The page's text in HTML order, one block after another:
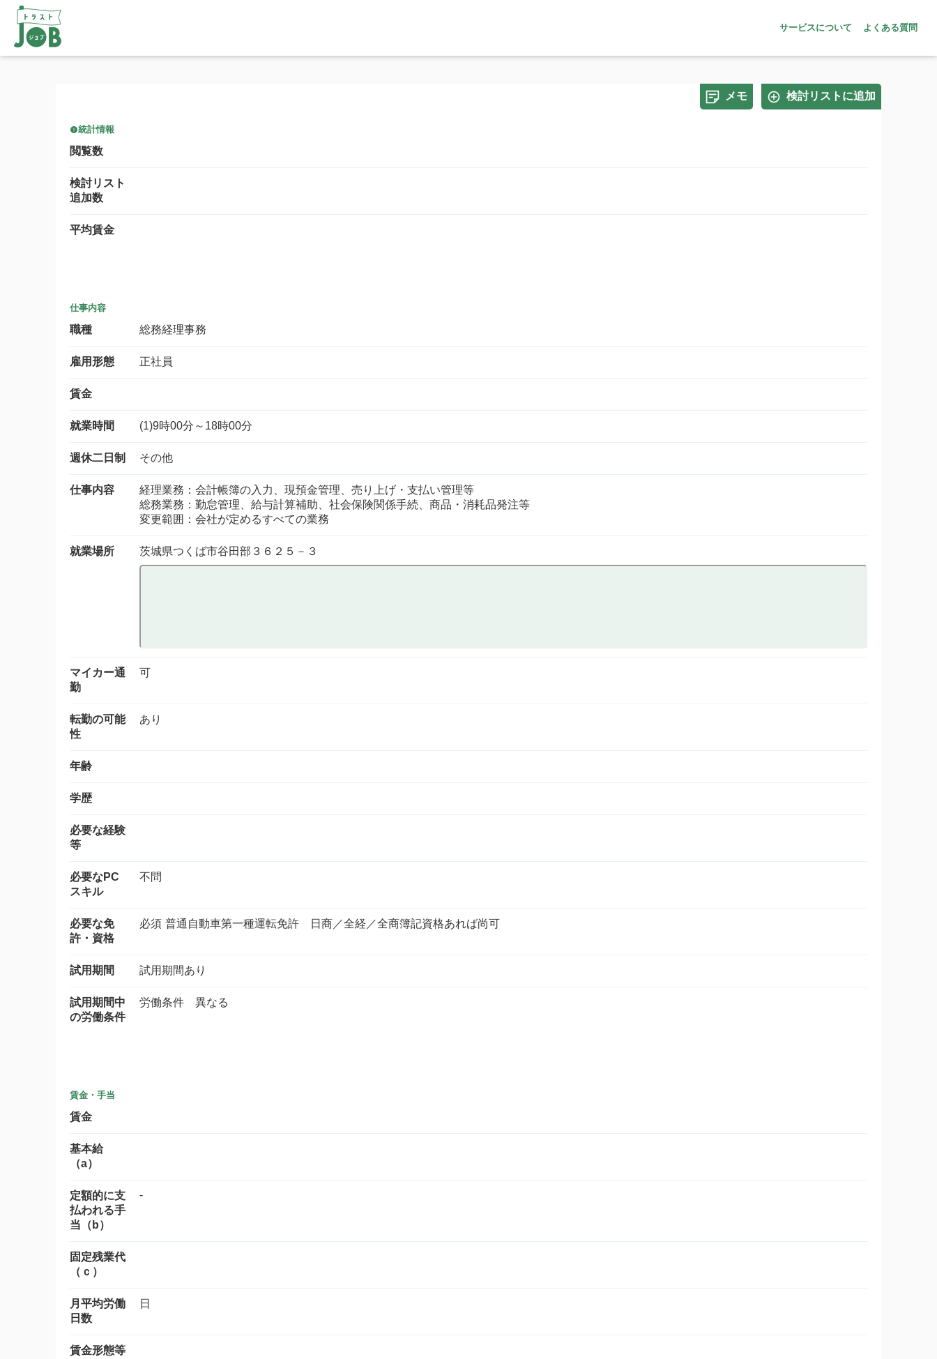
サービスについて よくある質問
メモ 検討リストに追加
統計情報
閲覧数
検討リスト
追加数
平均賃金
仕事内容
職種 総務経理事務
雇用形態 正社員
賃金
就業時間 (1)9時00分～18時00分
週休二日制 その他
仕事内容
経理業務：会計帳簿の入力、現預金管理、売り上げ・支払い管理等
総務業務：勤怠管理、給与計算補助、社会保険関係手続、商品・消耗品発注等
変更範囲：会社が定めるすべての業務
就業場所 茨城県つくば市谷田部３６２５－３
マイカー通
勤
可
転勤の可能
性
あり
年齢
学歴
必要な経験
等
必要なPC
スキル
不問
必要な免
許・資格
必須 普通自動車第一種運転免許 日商／全経／全商簿記資格あれば尚可
試用期間 試用期間あり
試用期間中
の労働条件
労働条件 異なる
賃金・手当
賃金
基本給
（a）
定額的に支
払われる手
当（b）
-
固定残業代
（ｃ）
月平均労働
日数
日
賃金形態等